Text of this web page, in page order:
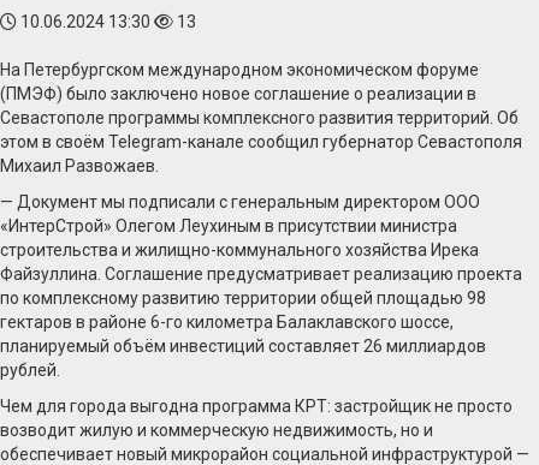
10.06.2024 13:30 13
На Петербургском международном экономическом форуме
(ПМЭФ) было заключено новое соглашение о реализации в
Севастополе программы комплексного развития территорий. Об
этом в своём Telegram-канале сообщил губернатор Севастополя
Михаил Развожаев.
— Документ мы подписали с генеральным директором ООО
«ИнтерСтрой» Олегом Леухиным в присутствии министра
строительства и жилищно-коммунального хозяйства Ирека
Файзуллина. Соглашение предусматривает реализацию проекта
по комплексному развитию территории общей площадью 98
гектаров в районе 6-го километра Балаклавского шоссе,
планируемый объём инвестиций составляет 26 миллиардов
рублей.
Чем для города выгодна программа КРТ: застройщик не просто
возводит жилую и коммерческую недвижимость, но и
обеспечивает новый микрорайон социальной инфраструктурой —